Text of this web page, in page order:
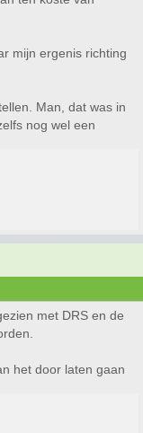
mijn ergenis richting
Man, dat was in
nog wel een
met DRS en de
het door laten gaan